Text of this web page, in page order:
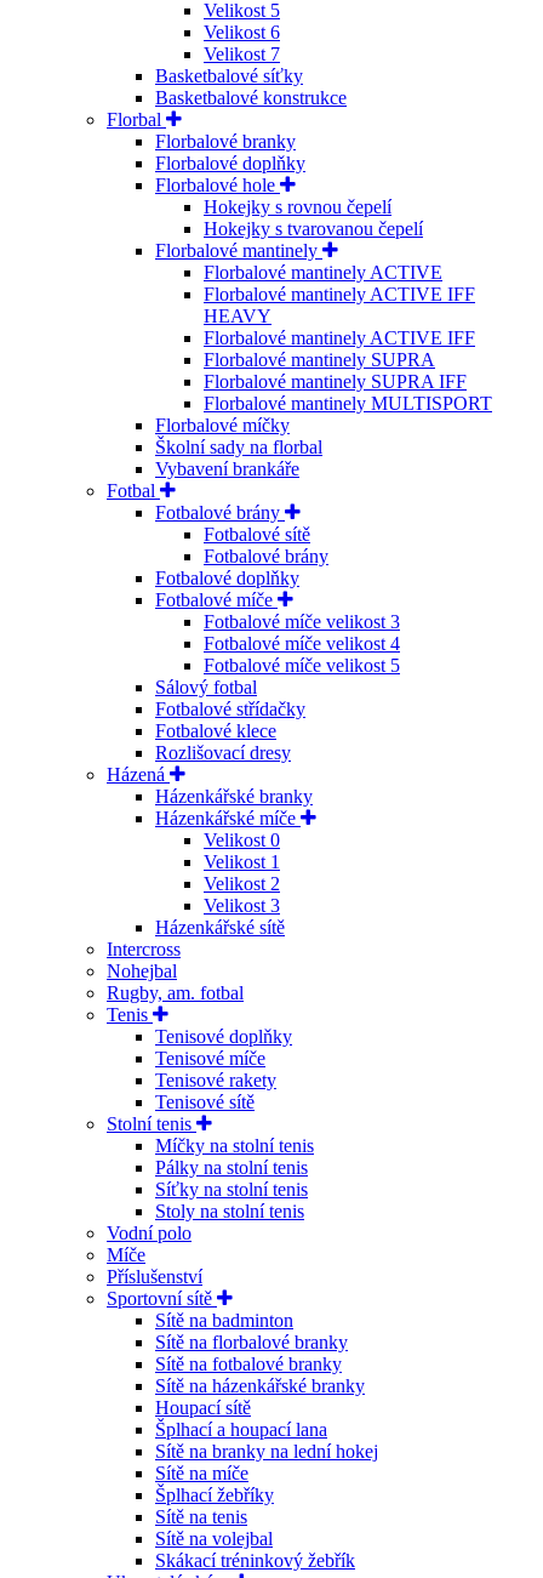
Velikost 5
Velikost 6
Velikost 7
Basketbalové síťky
Basketbalové konstrukce
Florbal
Florbalové branky
Florbalové doplňky
Florbalové hole
Hokejky s rovnou čepelí
Hokejky s tvarovanou čepelí
Florbalové mantinely
Florbalové mantinely ACTIVE
Florbalové mantinely ACTIVE IFF
HEAVY
Florbalové mantinely ACTIVE IFF
Florbalové mantinely SUPRA
Florbalové mantinely SUPRA IFF
Florbalové mantinely MULTISPORT
Florbalové míčky
Školní sady na florbal
Vybavení brankáře
Fotbal
Fotbalové brány
Fotbalové sítě
Fotbalové brány
Fotbalové doplňky
Fotbalové míče
Fotbalové míče velikost 3
Fotbalové míče velikost 4
Fotbalové míče velikost 5
Sálový fotbal
Fotbalové střídačky
Fotbalové klece
Rozlišovací dresy
Házená
Házenkářské branky
Házenkářské míče
Velikost 0
Velikost 1
Velikost 2
Velikost 3
Házenkářské sítě
Intercross
Nohejbal
Rugby, am. fotbal
Tenis
Tenisové doplňky
Tenisové míče
Tenisové rakety
Tenisové sítě
Stolní tenis
Míčky na stolní tenis
Pálky na stolní tenis
Síťky na stolní tenis
Stoly na stolní tenis
Vodní polo
Míče
Příslušenství
Sportovní sítě
Sítě na badminton
Sítě na florbalové branky
Sítě na fotbalové branky
Sítě na házenkářské branky
Houpací sítě
Šplhací a houpací lana
Sítě na branky na lední hokej
Sítě na míče
Šplhací žebříky
Sítě na tenis
Sítě na volejbal
Skákací tréninkový žebřík